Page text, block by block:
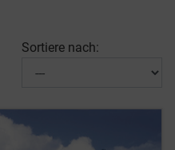
Sortiere nach: